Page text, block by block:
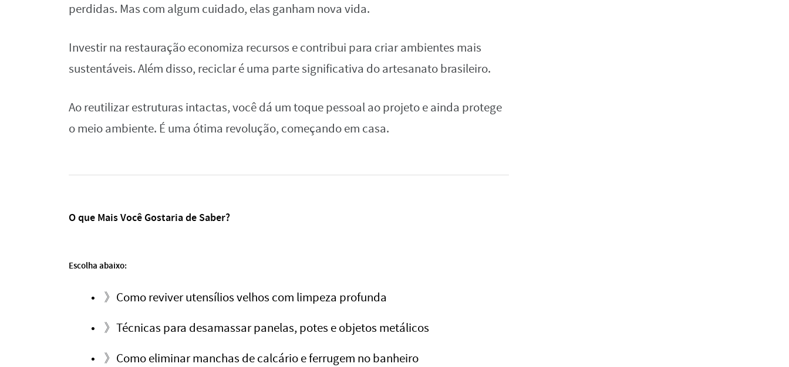
perdidas. Mas com algum cuidado, elas ganham nova vida.
Investir na restauração economiza recursos e contribui para criar ambientes mais
sustentáveis. Além disso, reciclar é uma parte significativa do artesanato brasileiro.
Ao reutilizar estruturas intactas, você dá um toque pessoal ao projeto e ainda protege
o meio ambiente. É uma ótima revolução, começando em casa.
O que Mais Você Gostaria de Saber?
Escolha abaixo:
》 Como reviver utensílios velhos com limpeza profunda
》 Técnicas para desamassar panelas, potes e objetos metálicos
》 Como eliminar manchas de calcário e ferrugem no banheiro